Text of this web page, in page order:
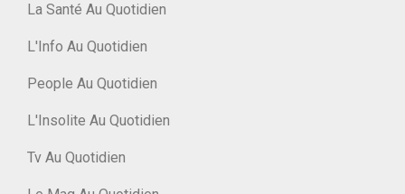
La Santé Au Quotidien
L'Info Au Quotidien
People Au Quotidien
L'Insolite Au Quotidien
Tv Au Quotidien